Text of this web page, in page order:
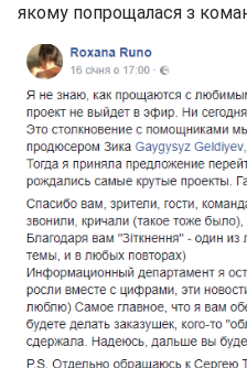
якому попрощалася з